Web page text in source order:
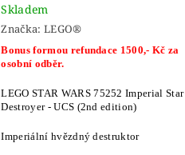
Skladem
Značka: LEGO®
Bonus formou refundace 1500,- Kč za
osobní odběr.
LEGO STAR WARS 75252 Imperial Star
Destroyer - UCS (2nd edition)
Imperiální hvězdný destruktor